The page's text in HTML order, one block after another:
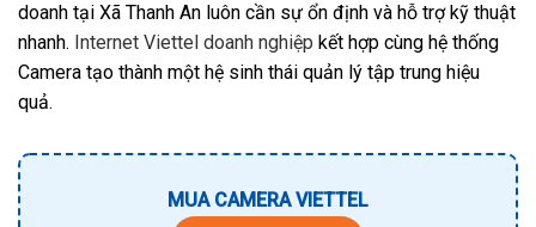
doanh tại Xã Thanh An luôn cần sự ổn định và hỗ trợ kỹ thuật
nhanh. Internet Viettel doanh nghiệp kết hợp cùng hệ thống
Camera tạo thành một hệ sinh thái quản lý tập trung hiệu
quả.
MUA CAMERA VIETTEL